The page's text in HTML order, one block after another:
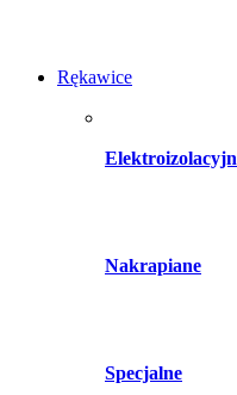
Rękawice
Nakrapiane
Specjalne